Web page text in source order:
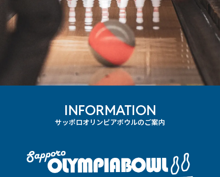
INFORMATION
サッポロオリンピアボウルのご案内